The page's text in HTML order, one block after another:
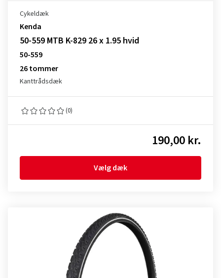
Cykeldæk
Kenda
50-559 MTB K-829 26 x 1.95 hvid
50-559
26 tommer
Kanttrådsdæk
(0)
190,00 kr.
Vælg dæk